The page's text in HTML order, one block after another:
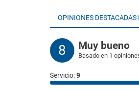
OPINIONES DESTACADAS
8 Muy bueno
Basado en 1
Servicio:9